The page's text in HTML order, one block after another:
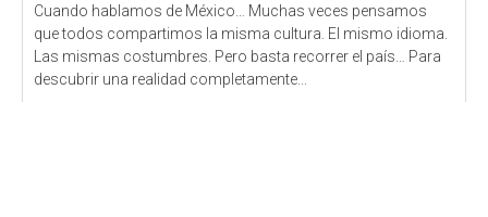
Cuando hablamos de México… Muchas veces pensamos
que todos compartimos la misma cultura. El mismo idioma.
Las mismas costumbres. Pero basta recorrer el país… Para
descubrir una realidad completamente...